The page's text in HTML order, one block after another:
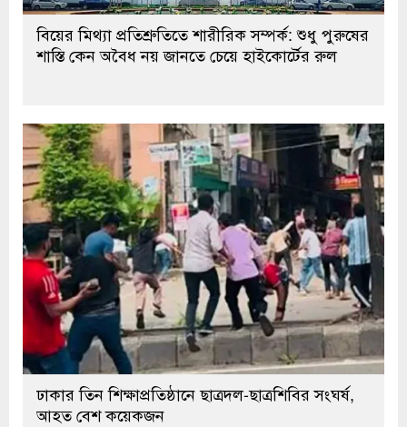
বিয়ের মিথ্যা প্রতিশ্রুতিতে শারীরিক সম্পর্ক: শুধু পুরুষের
শাস্তি কেন অবৈধ নয় জানতে চেয়ে হাইকোর্টের রুল
ঢাকার তিন শিক্ষাপ্রতিষ্ঠানে ছাত্রদল-ছাত্রশিবির সংঘর্ষ,
আহত বেশ কয়েকজন